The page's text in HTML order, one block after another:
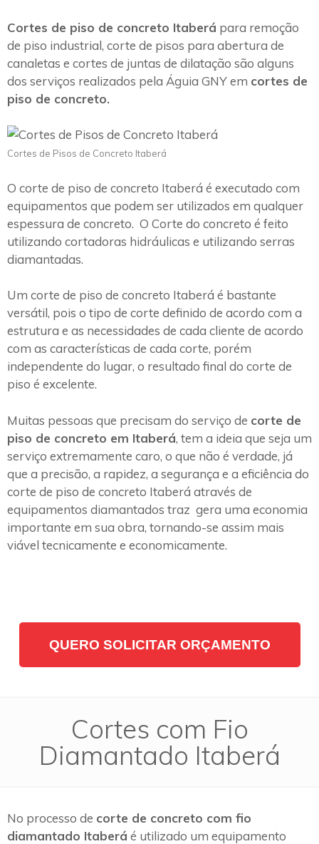
Cortes de piso de concreto Itaberá para remoção
de piso industrial, corte de pisos para abertura de
canaletas e cortes de juntas de dilatação são alguns
dos serviços realizados pela Águia GNY em cortes de
piso de concreto.
Cortes de Pisos de Concreto Itaberá
O corte de piso de concreto Itaberá é executado com
equipamentos que podem ser utilizados em qualquer
espessura de concreto. O Corte do concreto é feito
utilizando cortadoras hidráulicas e utilizando serras
diamantadas.
Um corte de piso de concreto Itaberá é bastante
versátil, pois o tipo de corte definido de acordo com a
estrutura e as necessidades de cada cliente de acordo
com as características de cada corte, porém
independente do lugar, o resultado final do corte de
piso é excelente.
Muitas pessoas que precisam do serviço de corte de
piso de concreto em Itaberá, tem a ideia que seja um
serviço extremamente caro, o que não é verdade, já
que a precisão, a rapidez, a segurança e a eficiência do
corte de piso de concreto Itaberá através de
equipamentos diamantados traz gera uma economia
importante em sua obra, tornando-se assim mais
viável tecnicamente e economicamente.
QUERO SOLICITAR ORÇAMENTO
Cortes com Fio
Diamantado Itaberá
No processo de corte de concreto com fio
diamantado Itaberá é utilizado um equipamento